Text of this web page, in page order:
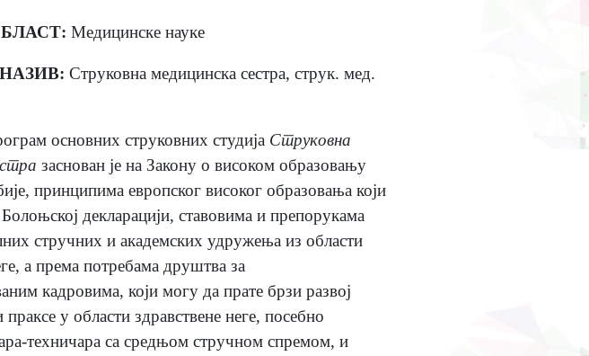
Медицинске науке
Струковна медицинска сестра, струк. мед.
основних струковних студија Струковна
заснован је на Закону о високом образовању
принципима европског високог образовања који
декларацији, ставовима и препорукама
стручних и академских удружења из области
а према потребама друштва за
кадровима, који могу да прате брзи развој
праксе у области здравствене неге, посебно
техничара са средњом стручном спремом, и